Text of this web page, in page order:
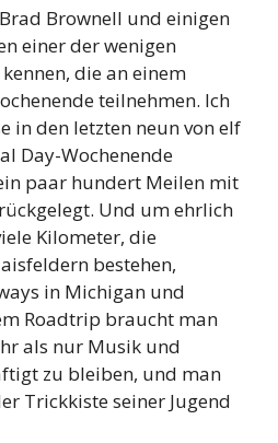
Brownell und einigen
einer der wenigen
die an einem
teilnehmen. Ich
in den letzten neun von elf
Day-Wochenende
paar hundert Meilen mit
Und um ehrlich
Kilometer, die
bestehen,
in Michigan und
Roadtrip braucht man
als nur Musik und
zu bleiben, und man
Trickkiste seiner Jugend